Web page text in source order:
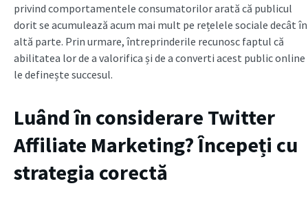
privind comportamentele consumatorilor arată că publicul
dorit se acumulează acum mai mult pe rețelele sociale decât în
altă parte. Prin urmare, întreprinderile recunosc faptul că
abilitatea lor de a valorifica și de a converti acest public online
le definește succesul.
Luând în considerare Twitter
Affiliate Marketing? Începeți cu
strategia corectă